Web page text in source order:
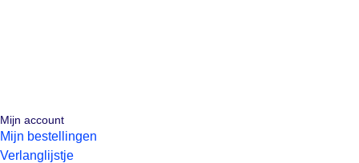
Mijn account
Mijn bestellingen
Verlanglijstje